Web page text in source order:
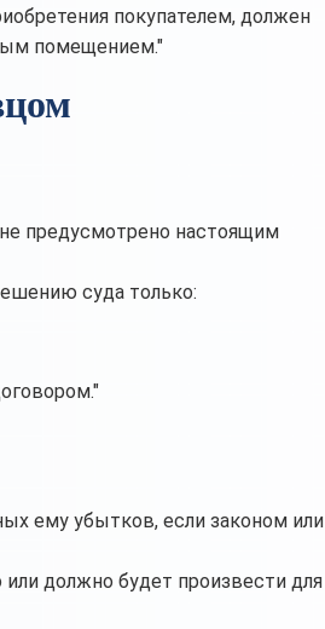
покупателем, должен
помещением."
предусмотрено настоящим
суда только:
ему убытков, если законом или
должно будет произвести для